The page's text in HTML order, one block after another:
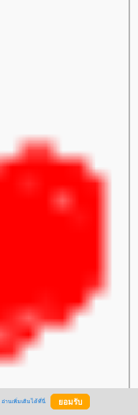
อ่านเพิ่มเติมได้ที่นี่